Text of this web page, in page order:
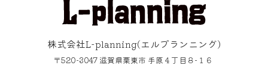
株式会社L-planning(エルプランニング)
〒520-3047 滋賀県栗東市 手原４丁目８−１６